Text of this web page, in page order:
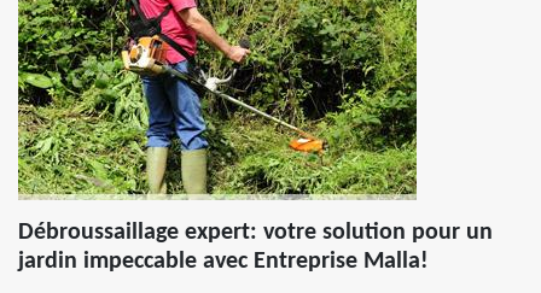
Débroussaillage expert: votre solution pour un
jardin impeccable avec Entreprise Malla!